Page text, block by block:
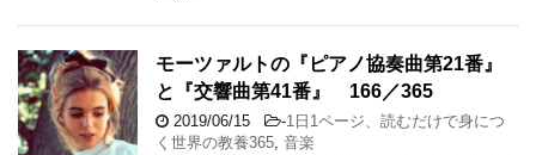
モーツァルトの『ピアノ協奏曲第21番』
と『交響曲第41番』 166／365
2019/06/15 -1日1ページ、読むだけで身につ
く世界の教養365 音楽